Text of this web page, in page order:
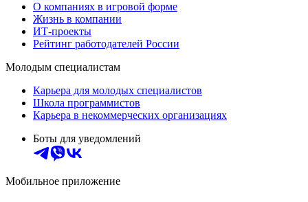
О компаниях в игровой форме
Жизнь в компании
ИТ-проекты
Рейтинг работодателей России
Молодым специалистам
Карьера для молодых специалистов
Школа программистов
Карьера в некоммерческих организациях
Боты для уведомлений
Мобильное приложение